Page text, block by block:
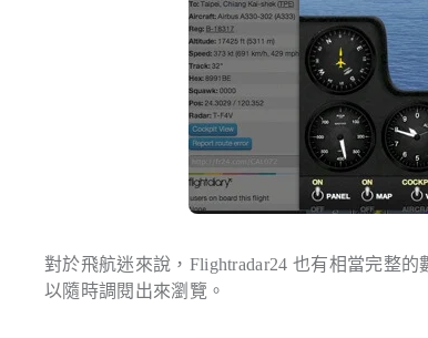
對於飛航迷來說，Flightradar24 也有相當完整
以隨時調閱出來瀏覽。